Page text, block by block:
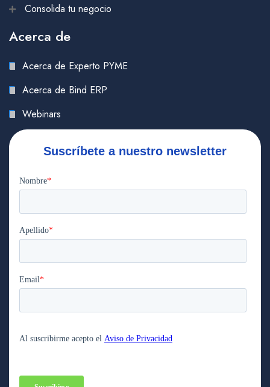
Consolida tu negocio
Acerca de
Acerca de Experto PYME
Acerca de Bind ERP
Webinars
Suscríbete a nuestro newsletter